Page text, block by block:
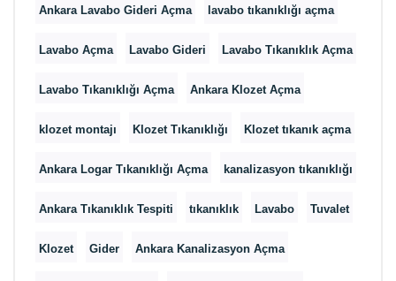
Ankara Lavabo Gideri Açma lavabo tıkanıklığı açma
Lavabo Açma Lavabo Gideri Lavabo Tıkanıklık Açma
Lavabo Tıkanıklığı Açma Ankara Klozet Açma
klozet montajı Klozet Tıkanıklığı Klozet tıkanık açma
Ankara Logar Tıkanıklığı Açma kanalizasyon tıkanıklığı
Ankara Tıkanıklık Tespiti tıkanıklık Lavabo Tuvalet
Klozet Gider Ankara Kanalizasyon Açma